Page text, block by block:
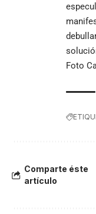
Foto
Comparte éste
artículo